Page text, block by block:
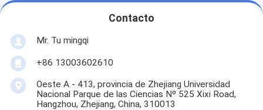
Contacto
Mr. Tu mingqi
+86 13003602610
Oeste A - 413, provincia de Zhejiang Universidad
Nacional Parque de las Ciencias Nº 525 Xixi Road,
Hangzhou, Zhejiang, China, 310013